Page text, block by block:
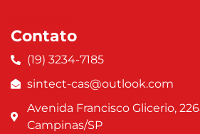
Contato
(19) 3234-7185
sintect-cas@outlook.com
Avenida Francisco Glicerio,
Campinas/SP